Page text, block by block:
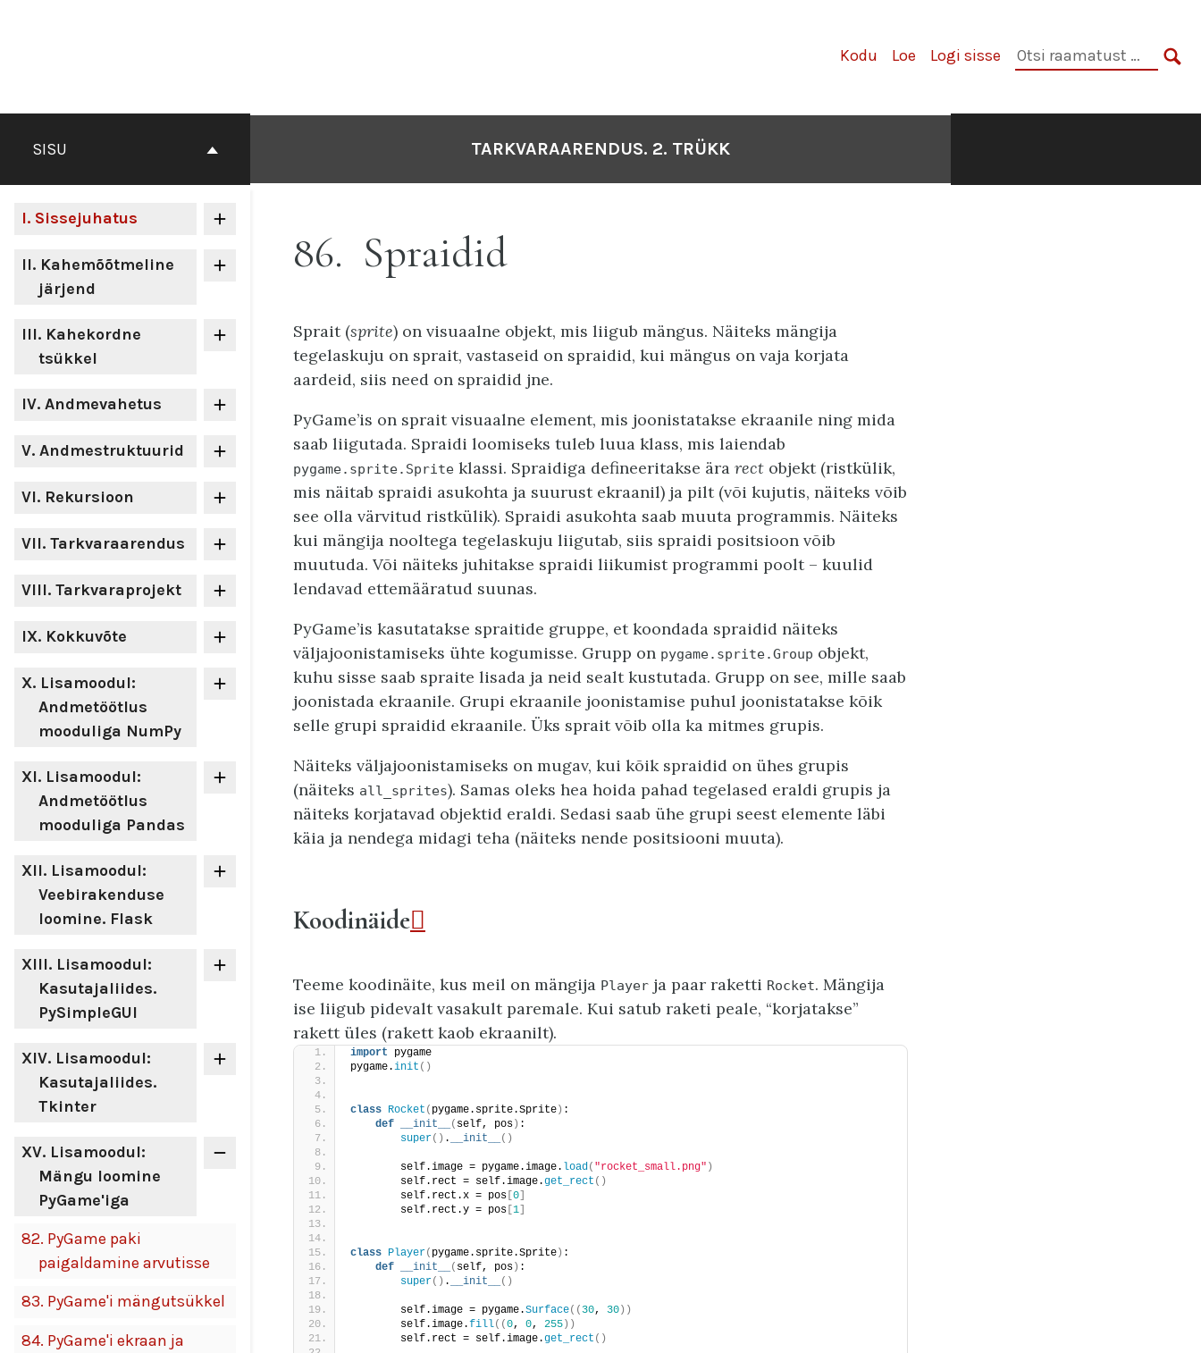
Kodu Loe Logi sisse
Otsi
SISU
I. Sissejuhatus
II. Kahemõõtmeline
järjend
III. Kahekordne
tsükkel
IV. Andmevahetus
V. Andmestruktuurid
VI. Rekursioon
VII. Tarkvaraarendus
VIII. Tarkvaraprojekt
IX. Kokkuvõte
X. Lisamoodul:
Andmetöötlus
mooduliga NumPy
XI. Lisamoodul:
Andmetöötlus
mooduliga Pandas
XII. Lisamoodul:
Veebirakenduse
loomine. Flask
XIII. Lisamoodul:
Kasutajaliides.
PySimpleGUI
XIV. Lisamoodul:
Kasutajaliides.
Tkinter
XV. Lisamoodul:
Mängu loomine
PyGame'iga
82. PyGame paki
paigaldamine arvutisse
83. PyGame'i mängutsükkel
84. PyGame'i ekraan ja
TARKVARAARENDUS. 2. TRÜKK
86 Spraidid
Sprait (sprite) on visuaalne objekt, mis liigub mängus. Näiteks mängija
tegelaskuju on sprait, vastaseid on spraidid, kui mängus on vaja korjata
aardeid, siis need on spraidid jne.
PyGame’is on sprait visuaalne element, mis joonistatakse ekraanile ning mida
saab liigutada. Spraidi loomiseks tuleb luua klass, mis laiendab
pygame.sprite.Sprite klassi. Spraidiga defineeritakse ära rect objekt (ristkülik,
mis näitab spraidi asukohta ja suurust ekraanil) ja pilt (või kujutis, näiteks võib
see olla värvitud ristkülik). Spraidi asukohta saab muuta programmis. Näiteks
kui mängija nooltega tegelaskuju liigutab, siis spraidi positsioon võib
muutuda. Või näiteks juhitakse spraidi liikumist programmi poolt – kuulid
lendavad ettemääratud suunas.
PyGame’is kasutatakse spraitide gruppe, et koondada spraidid näiteks
väljajoonistamiseks ühte kogumisse. Grupp on pygame.sprite.Group objekt,
kuhu sisse saab spraite lisada ja neid sealt kustutada. Grupp on see, mille saab
joonistada ekraanile. Grupi ekraanile joonistamise puhul joonistatakse kõik
selle grupi spraidid ekraanile. Üks sprait võib olla ka mitmes grupis.
Näiteks väljajoonistamiseks on mugav, kui kõik spraidid on ühes grupis
(näiteks all_sprites). Samas oleks hea hoida pahad tegelased eraldi grupis ja
näiteks korjatavad objektid eraldi. Sedasi saab ühe grupi seest elemente läbi
käia ja nendega midagi teha (näiteks nende positsiooni muuta).
Koodinäide
Teeme koodinäite, kus meil on mängija Player ja paar raketti Rocket. Mängija
ise liigub pidevalt vasakult paremale. Kui satub raketi peale, “korjatakse”
rakett üles (rakett kaob ekraanilt).
import pygame
pygame.init ()
class Rocket ( pygame.sprite.Sprite ) :
def
__init__ ( self, pos ) :
super() . __init__ ()
        self.image = pygame.image.
load( "rocket_small.png" )
        self.rect = self.image.
get_rect ()
        self.rect.x = pos
0
        self.rect.y = pos
1
class Player( pygame.sprite.Sprite ) :
def
__init__ ( self, pos ) :
super() . __init__ ()
        self.image = pygame.
Surface(( 30, 30 ))
        self.image.
fill((0, 0, 255 ))
        self.rect = self.image.
get_rect ()